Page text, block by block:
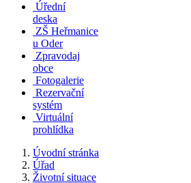
Úřední
deska
ZŠ Heřmanice
u Oder
Zpravodaj
obce
Fotogalerie
Rezervační
systém
Virtuální
prohlídka
Úvodní stránka
Úřad
Životní situace